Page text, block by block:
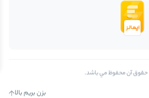
حقوق آن محفوظ مي باشد.
بزن بریم بالا